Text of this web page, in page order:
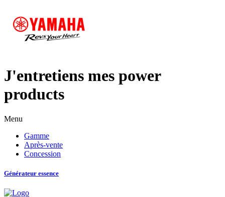
J'entretiens mes power
products
Menu
Gamme
Après-vente
Concession
Générateur essence